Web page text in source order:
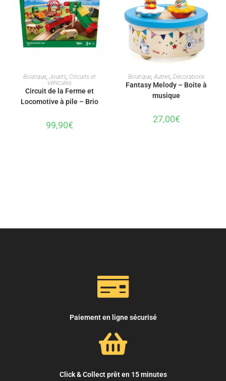
AJOUTER AU PANIER
Boutique,Jouets, Circuits et
véhicules
Circuit de la Ferme et
Locomotive à pile – Brio
99,90€
AJOUTER AU PANIER
Boutique, Autres, Décorations
Fantasy Melody – Boite à
musique
27,00€
Paiement en ligne sécurisé
Click & Collect prêt en 15 minutes